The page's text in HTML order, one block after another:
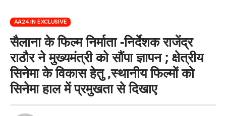
AA24.IN EXCLUSIVE
सैलाना के फिल्म निर्माता -निर्देशक राजेंद्र
राठौर ने मुख्यमंत्री को सौंपा ज्ञापन ; क्षेत्रीय
सिनेमा के विकास हेतु ,स्थानीय फिल्मों को
सिनेमा हाल में प्रमुखता से दिखाए